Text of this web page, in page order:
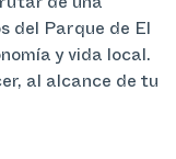
de una
del Parque de El
y vida local.
al alcance de tu